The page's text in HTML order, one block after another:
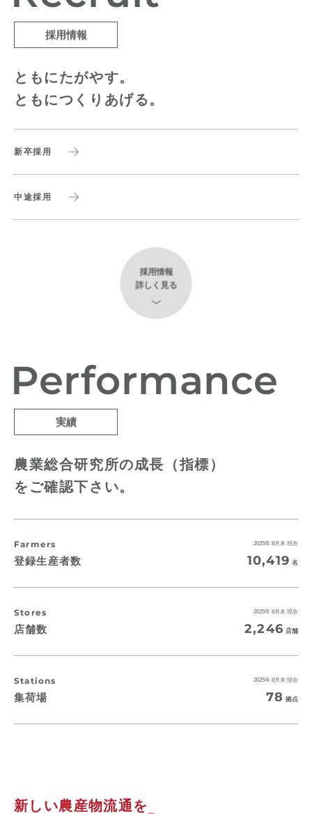
採用情報
ともにたがやす。
ともにつくりあげる。
新卒採用
中途採用
採用情報
詳しく見る
Performance
実績
農業総合研究所の成長（指標）
をご確認下さい。
Farmers
登録生産者数 10,419 名
2025年 8月末 現在
Stores
店舗数 2,246 店舗
2025年 8月末 現在
Stations
集荷場 78 拠点
2025年 8月末 現在
新しい農産物流通を